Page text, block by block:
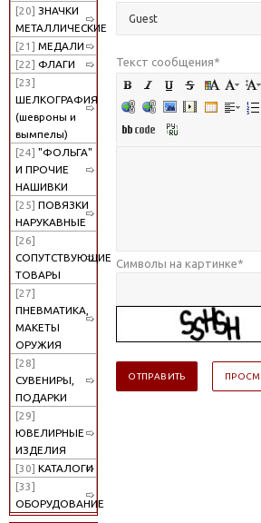
[20] ЗНАЧКИ
МЕТАЛЛИЧЕСКИЕ
[21] МЕДАЛИ
[22] ФЛАГИ
[23]
ШЕЛКОГРАФИЯ
(шевроны и
вымпелы)
[24] "ФОЛЬГА"
И ПРОЧИЕ
НАШИВКИ
[25] ПОВЯЗКИ
НАРУКАВНЫЕ
[26]
СОПУТСТВУЮЩИЕ
ТОВАРЫ
[27]
ПНЕВМАТИКА,
МАКЕТЫ
ОРУЖИЯ
[28]
СУВЕНИРЫ,
ПОДАРКИ
[29]
ЮВЕЛИРНЫЕ
ИЗДЕЛИЯ
[30] КАТАЛОГИ
[33]
ОБОРУДОВАНИЕ
Текст сообщения*
Символы на картинке*